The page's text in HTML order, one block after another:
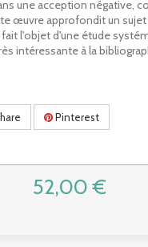
une acception négative,
œuvre approfondit un sujet
l'objet d'une étude
intéressante à la
Pinterest
52,00 €